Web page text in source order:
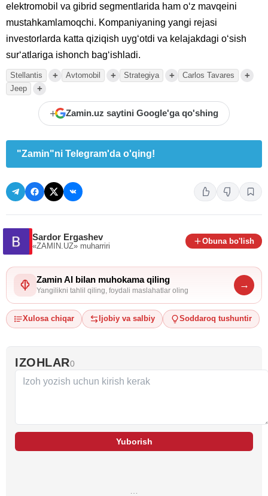
elektromobil va gibrid segmentlarida ham oʻz mavqeini
mustahkamlamoqchi. Kompaniyaning yangi rejasi
investorlarda katta qiziqish uygʻotdi va kelajakdagi oʻsish
surʻatlariga ishonch bagʻishladi.
Stellantis + Avtomobil + Strategiya + Carlos Tavares +
Jeep +
+ Zamin.uz saytini Google'ga qo'shing
"Zamin"ni Telegram'da o'qing!
Sardor Ergashev
«ZAMIN.UZ» muharriri
Obuna bo'lish
Zamin AI bilan muhokama qiling
Yangilikni tahlil qiling, foydali maslahatlar oling
→
Xulosa chiqar Ijobiy va salbiy Soddaroq tushuntir
IZOHLAR0
Yuborish